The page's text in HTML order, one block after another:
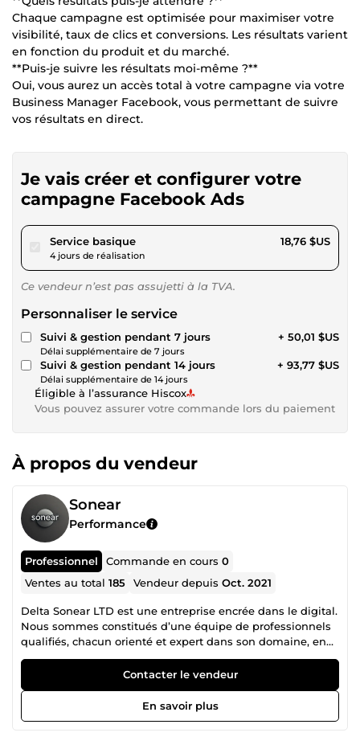
Chaque campagne est optimisée pour maximiser votre
visibilité, taux de clics et conversions. Les résultats varient
en fonction du produit et du marché.
**Puis-je suivre les résultats moi-même ?**
Oui, vous aurez un accès total à votre campagne via votre
Business Manager Facebook, vous permettant de suivre
vos résultats en direct.
Je vais créer et configurer votre
campagne Facebook Ads
Service basiquepour 17,28 $US
4 jours de réalisation
18,76 $US
Ce vendeur n’est pas assujetti à la TVA.
Personnaliser le service
Suivi & gestion pendant 7 jours
Délai supplémentaire de 7 jours
+ 50,01 $US
Suivi & gestion pendant 14 jours
Délai supplémentaire de 14 jours
+ 93,77 $US
Éligible à l’assurance Hiscox
Vous pouvez assurer votre commande lors du paiement
À propos du vendeur
Sonear
Performance
Professionnel Commande en cours0
Ventes au total185 Vendeur depuisOct. 2021
Delta Sonear LTD est une entreprise encrée dans le digital.
Nous sommes constitués d’une équipe de professionnels
qualifiés, chacun orienté et expert dans son domaine, en
collaboration mutuelle pour un accompagnement
irréprochable dans la réalisation de vos projets. N’hésitez
donc pas à consulter la liste des différents services que
nous proposons et nous contacter pour tout autre besoin
spécifique en rapport avec nos services.
Contacter le vendeur
En savoir plus